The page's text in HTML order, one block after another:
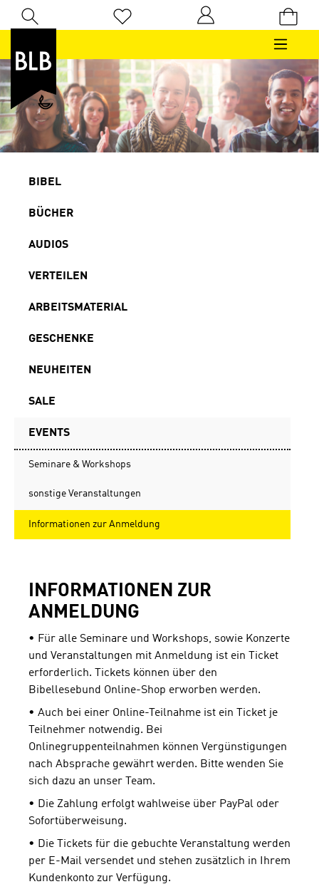
Zum Hauptinhalt springen
Du hast 0 Produkte auf dem Merkzettel
BIBEL
BÜCHER
AUDIOS
VERTEILEN
ARBEITSMATERIAL
GESCHENKE
NEUHEITEN
SALE
EVENTS
Seminare & Workshops
sonstige Veranstaltungen
Informationen zur Anmeldung
INFORMATIONEN ZUR
ANMELDUNG
• Für alle Seminare und Workshops, sowie Konzerte
und Veranstaltungen mit Anmeldung ist ein Ticket
erforderlich. Tickets können über den
Bibellesebund Online-Shop erworben werden.
• Auch bei einer Online-Teilnahme ist ein Ticket je
Teilnehmer notwendig. Bei
Onlinegruppenteilnahmen können Vergünstigungen
nach Absprache gewährt werden. Bitte wenden Sie
sich dazu an unser Team.
• Die Zahlung erfolgt wahlweise über PayPal oder
Sofortüberweisung.
• Die Tickets für die gebuchte Veranstaltung werden
per E-Mail versendet und stehen zusätzlich in Ihrem
Kundenkonto zur Verfügung.